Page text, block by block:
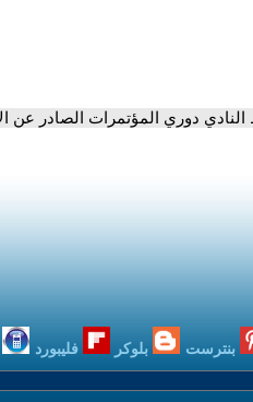
دوري المؤتمرات الصادر عن
بنترست بلوكر فليبورد